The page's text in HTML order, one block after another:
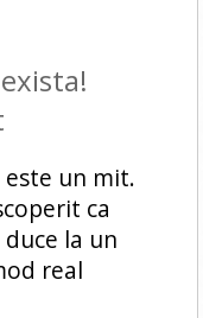
este un mit.
ca
la un
real